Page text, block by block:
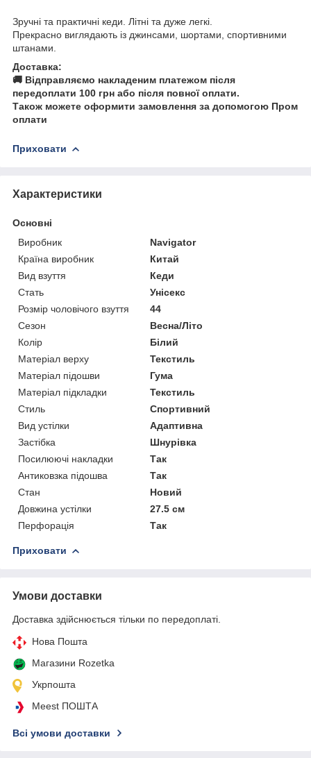
Зручні та практичні кеди. Літні та дуже легкі.
Прекрасно виглядають із джинсами, шортами, спортивними
штанами.
Доставка:
🚚 Відправляємо накладеним платежом після
передоплати 100 грн або після повної оплати.
Також можете оформити замовлення за допомогою Пром
оплати
Приховати
Характеристики
Основні
Виробник
Navigator
Країна виробник
Китай
Вид взуття
Кеди
Стать
Унісекс
Розмір чоловічого взуття
44
Сезон
Весна/Літо
Колір
Білий
Матеріал верху
Текстиль
Матеріал підошви
Гума
Матеріал підкладки
Текстиль
Стиль
Спортивний
Вид устілки
Адаптивна
Застібка
Шнурівка
Посилюючі накладки
Так
Антиковзка підошва
Так
Стан
Новий
Довжина устілки
27.5 см
Перфорація
Так
Приховати
Умови доставки
Доставка здійснюється тільки по передоплаті.
Нова Пошта
Магазини Rozetka
Укрпошта
Meest ПОШТА
Всі умови доставки